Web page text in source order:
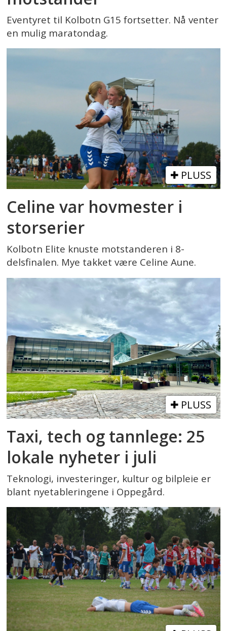
Eventyret til Kolbotn G15 fortsetter. Nå venter
en mulig maratondag.
PLUSS
Celine var hovmester i
storserier
Kolbotn Elite knuste motstanderen i 8-
delsfinalen. Mye takket være Celine Aune.
PLUSS
Taxi, tech og tannlege: 25
lokale nyheter i juli
Teknologi, investeringer, kultur og bilpleie er
blant nyetableringene i Oppegård.